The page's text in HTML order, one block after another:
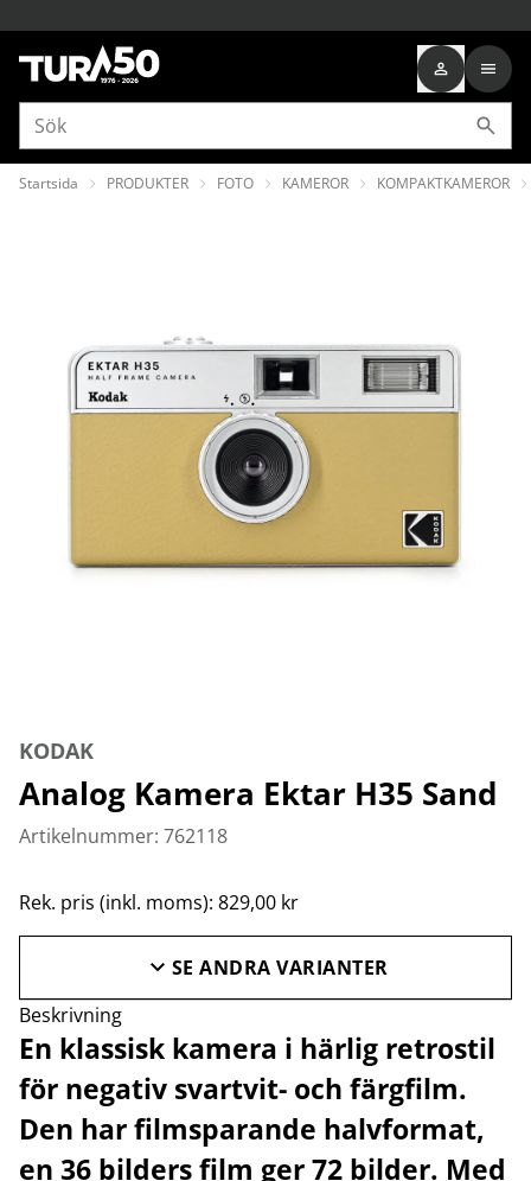
Startsida PRODUKTER FOTO KAMEROR KOMPAKTKAMEROR
KODAK
Analog Kamera Ektar H35 Sand
Artikelnummer: 762118
Rek. pris (inkl. moms): 829,00 kr
SE ANDRA VARIANTER
Beskrivning
En klassisk kamera i härlig retrostil
för negativ svartvit- och färgfilm.
Den har filmsparande halvformat,
en 36 bilders film ger 72 bilder. Med